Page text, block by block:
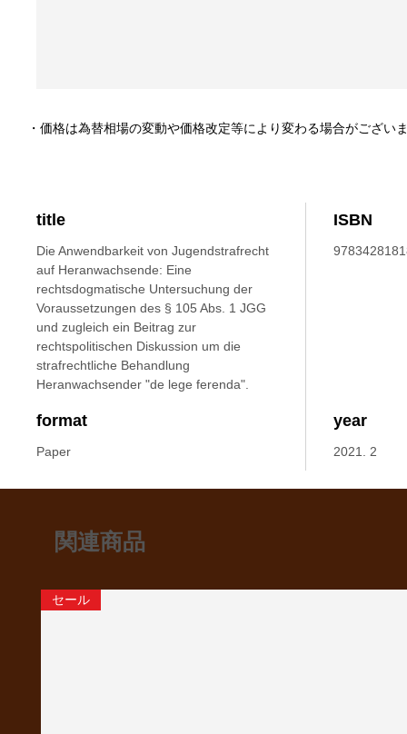
title
Die Anwendbarkeit von Jugendstrafrecht
auf Heranwachsende: Eine
rechtsdogmatische Untersuchung der
Voraussetzungen des § 105 Abs. 1 JGG
und zugleich ein Beitrag zur
rechtspolitischen Diskussion um die
strafrechtliche Behandlung
Heranwachsender "de lege ferenda".
ISBN
format
Paper
year
2021. 2
・価格は為替相場の変動や価格改定等により変わる場合がござい
関連商品
セール